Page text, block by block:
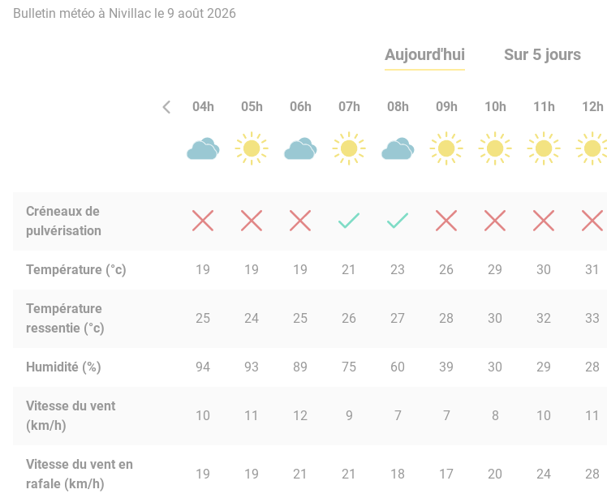
Bulletin météo à Nivillac le 9 août 2026
Aujourd'hui Sur 5 jours
04h 05h 06h 07h 08h 09h 10h 11h 12h
Créneaux de
pulvérisation
Température (°c) 19 19 19 21 23 26 29 30 31
Température
ressentie (°c)
25 24 25 26 27 28 30 32 33
Humidité (%) 94 93 89 75 60 39 30 29 28
Vitesse du vent
(km/h)
10 11 12 9 7 7 8 10 11
Vitesse du vent en
rafale (km/h)
19 19 21 21 18 17 20 24 28